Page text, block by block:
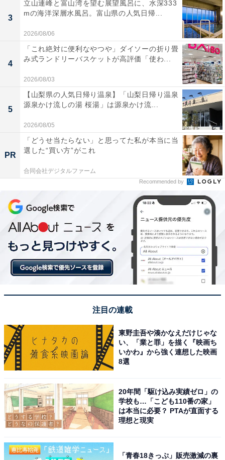
3
立山連峰と富山湾を望む展望風呂に、水深333
mの海洋深層水風呂。富山県の人気日帰...
2026/08/06
4
「これ絶対に便利なやつや」ダイソーの折り畳
み式ランドリーバスケットが高評価「使わ...
2026/08/03
5
【山梨県の人気日帰り温泉】「山梨日帰り温泉
源泉かけ流しの湯 桜湯」は源泉かけ流...
2026/08/05
PR
「どうせ当たらない」と思ってた私が本当に当
選した“買い方”がこれ
合同会社デジタルファーム
Recommended by
注目の連載
東野圭吾や湊かなえだけじゃな
い、「業と罪」を描く『映画ち
いかわ』から強く連想した映画
8選
20年間「駆け込み実績ゼロ」の
学校も…「こども110番の家」
は本当に必要？ PTAが直面する
理想と現実
「青春18きっぷ」販売激減の裏